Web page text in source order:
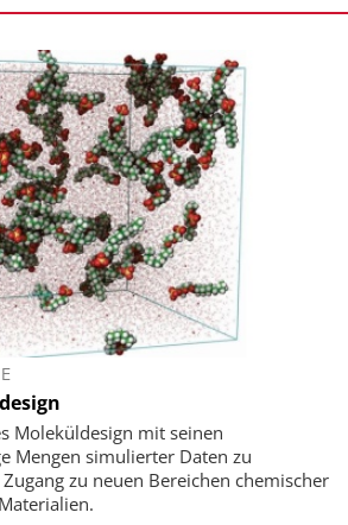
Moleküldesign mit seinen
Mengen simulierter Daten zu
zu neuen Bereichen chemischer